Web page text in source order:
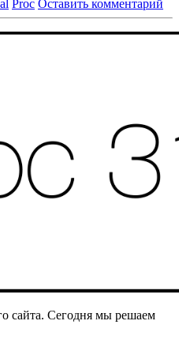
Proc Оставить комментарий
сайта. Сегодня мы решаем